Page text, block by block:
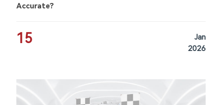
Accurate?
15
Jan
2026